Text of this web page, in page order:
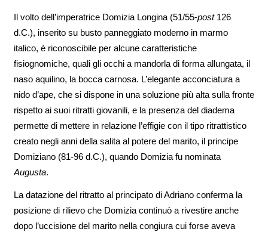
Il volto dell’imperatrice Domizia Longina (51/55-post126
d.C.), inserito su busto panneggiato moderno in marmo
italico, è riconoscibile per alcune caratteristiche
fisiognomiche, quali gli occhi a mandorla di forma allungata, il
naso aquilino, la bocca carnosa. L’elegante acconciatura a
nido d’ape, che si dispone in una soluzione più alta sulla fronte
rispetto ai suoi ritratti giovanili, e la presenza del diadema
permette di mettere in relazione l’effigie con il tipo ritrattistico
creato negli anni della salita al potere del marito, il principe
Domiziano (81-96 d.C.), quando Domizia fu nominata
Augusta.
La datazione del ritratto al principato di Adriano conferma la
posizione di rilievo che Domizia continuò a rivestire anche
dopo l’uccisione del marito nella congiura cui forse aveva